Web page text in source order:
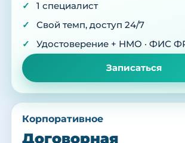
1 специалист
Свой темп, доступ 24/7
Удостоверение + НМО · ФИС
Записаться
Корпоративное
Договорная